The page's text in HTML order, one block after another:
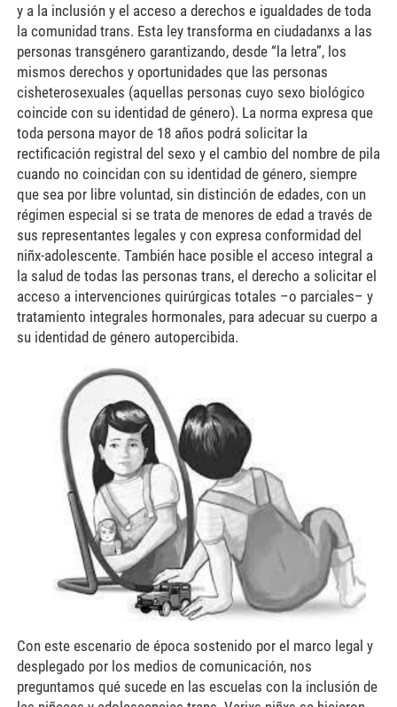
y a la inclusión y el acceso a derechos e igualdades de toda
la comunidad trans. Esta ley transforma en ciudadanxs a las
personas transgénero garantizando, desde “la letra”, los
mismos derechos y oportunidades que las personas
cisheterosexuales (aquellas personas cuyo sexo biológico
coincide con su identidad de género). La norma expresa que
toda persona mayor de 18 años podrá solicitar la
rectificación registral del sexo y el cambio del nombre de pila
cuando no coincidan con su identidad de género, siempre
que sea por libre voluntad, sin distinción de edades, con un
régimen especial si se trata de menores de edad a través de
sus representantes legales y con expresa conformidad del
niñx-adolescente. También hace posible el acceso integral a
la salud de todas las personas trans, el derecho a solicitar el
acceso a intervenciones quirúrgicas totales –o parciales– y
tratamiento integrales hormonales, para adecuar su cuerpo a
su identidad de género autopercibida.
1.jpg
Con este escenario de época sostenido por el marco legal y
desplegado por los medios de comunicación, nos
preguntamos qué sucede en las escuelas con la inclusión de